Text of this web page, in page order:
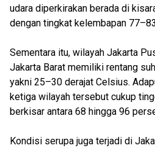
udara diperkirakan berada di
dengan tingkat kelembapan
Sementara itu, wilayah Jakarta
Jakarta Barat memiliki rentang
yakni 25–30 derajat Celsius.
ketiga wilayah tersebut cukup
berkisar antara 68 hingga 96
Kondisi serupa juga terjadi di